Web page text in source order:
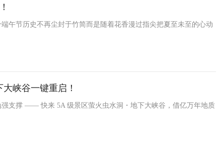
午节历史不再尘封于竹简而是随着花香漫过指尖把夏至未至的心动
峡谷一键重启！
支撑 —— 快来 5A 级景区萤火虫水洞・地下大峡谷，借亿万年地质